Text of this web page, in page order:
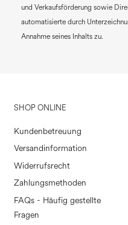
und Verkaufsförderung sowie
automatisierte durch
Annahme seines Inhalts zu.
SHOP ONLINE
Kundenbetreuung
Versandinformation
Widerrufsrecht
Zahlungsmethoden
FAQs - Häufig gestellte
Fragen